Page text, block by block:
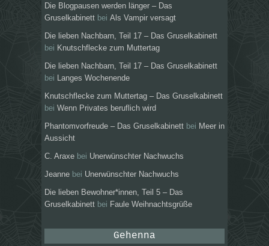
Die Blogpausen werden länger – Das
Gruselkabinett bei Als Vampir versagt
Die lieben Nachbarn, Teil 17 – Das Gruselkabinett
bei Knutschflecke zum Muttertag
Die lieben Nachbarn, Teil 17 – Das Gruselkabinett
bei
Langes Wochenende
Knutschflecke zum Muttertag – Das Gruselkabinett
bei Wenn Privates beruflich wird
Phantomvorfreude – Das Gruselkabinett bei Meer in
Aussicht
C. Araxe bei Unerwünschter Nachwuchs
Jeanne bei Unerwünschter Nachwuchs
Die lieben Bewohner*innen, Teil 5 – Das
Gruselkabinett bei Faule Weihnachtsgrüße
Gehenna